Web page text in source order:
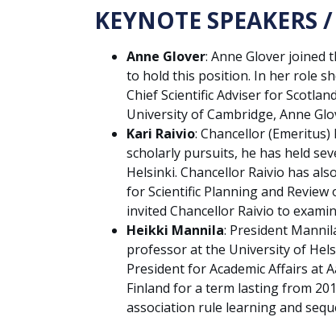
KEYNOTE SPEAKERS
Anne Glover: Anne Glover joined
to hold this position. In her role
Chief Scientific Adviser for
University of Cambridge, Anne
Kari Raivio: Chancellor
scholarly pursuits, he has held
Helsinki. Chancellor Raivio has
for Scientific Planning and
invited Chancellor Raivio to
Heikki Mannila: President
professor at the University of
President for Academic Affairs at
Finland for a term lasting from
association rule learning and